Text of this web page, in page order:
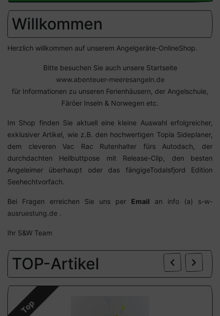
Willkommen
Herzlich willkommen auf unserem Angelgeräte-OnlineShop.
Bitte besuchen Sie auch unsere Startseite
www.abenteuer-meeresangeln.de
für Informationen zu unseren Ferienhäusern, der Angelschule,
Färöer Inseln & Norwegen etc.
Im Shop finden Sie aktuell eine kleine Auswahl erfolgreicher,
exklusiver Artikel, wie z.B. den hochwertigen Topla Sideplaner,
dem cleveren Vac Rac Rutenhalter fürs Autodach, der
durchdachten Heilbuttpose mit Release-Clip, den besten
Angeleimer überhaupt oder das fängigeTodalsfjord Edition
Seehechtvorfach.
Bei Fragen erreichen Sie uns per Email an info (a) s-w-
ausruestung.de .
Ihr S&W Team
TOP-Artikel
Top